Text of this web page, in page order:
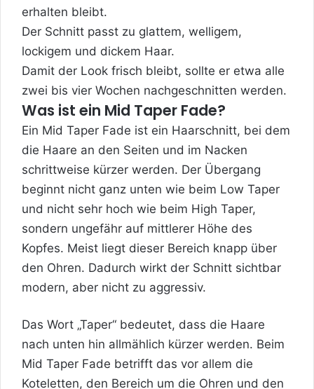
erhalten bleibt.
Der Schnitt passt zu glattem, welligem,
lockigem und dickem Haar.
Damit der Look frisch bleibt, sollte er etwa alle
zwei bis vier Wochen nachgeschnitten werden.
Was ist ein Mid Taper Fade?
Ein Mid Taper Fade ist ein Haarschnitt, bei dem
die Haare an den Seiten und im Nacken
schrittweise kürzer werden. Der Übergang
beginnt nicht ganz unten wie beim Low Taper
und nicht sehr hoch wie beim High Taper,
sondern ungefähr auf mittlerer Höhe des
Kopfes. Meist liegt dieser Bereich knapp über
den Ohren. Dadurch wirkt der Schnitt sichtbar
modern, aber nicht zu aggressiv.
Das Wort „Taper“ bedeutet, dass die Haare
nach unten hin allmählich kürzer werden. Beim
Mid Taper Fade betrifft das vor allem die
Koteletten, den Bereich um die Ohren und den